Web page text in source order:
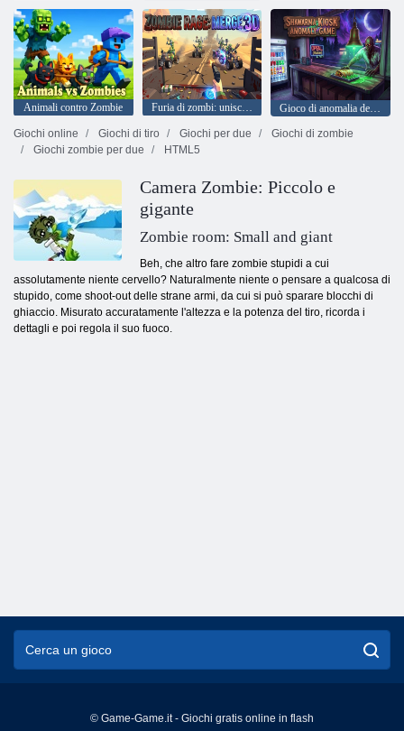
Animali contro Zombie Furia di zombi: unisci 3D
Gioco di anomalia del chiosco Shawarma
Giochi online
Giochi di tiro Giochi per due
Giochi di zombie
Giochi zombie per due
HTML5
Camera Zombie: Piccolo e
gigante
Zombie room: Small and giant
Beh, che altro fare zombie stupidi a cui
assolutamente niente cervello? Naturalmente niente o pensare a qualcosa di
stupido, come shoot-out delle strane armi, da cui si può sparare blocchi di
ghiaccio. Misurato accuratamente l'altezza e la potenza del tiro, ricorda i
dettagli e poi regola il suo fuoco.
© Game-Game.it - Giochi gratis online in flash